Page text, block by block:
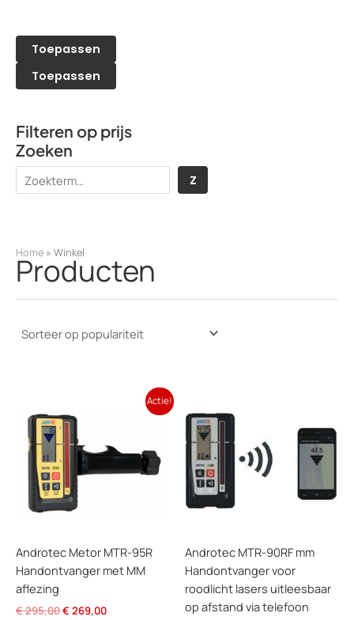
Toepassen
Toepassen
Filteren op prijs
Zoeken
k
e
Z
Home » Winkel
Producten
Actie!
Androtec Metor MTR-95R
Handontvanger met MM
aflezing
€295,00Oorspronkelijke
€ 269,00Huidige
Androtec MTR-90RF mm
Handontvanger voor
roodlicht lasers uitleesbaar
op afstand via telefoon